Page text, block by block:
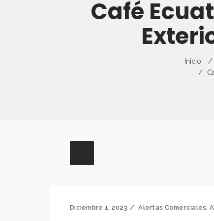
Café
Inicio
Diciembre 1, 2023 Alertas Comerciales,